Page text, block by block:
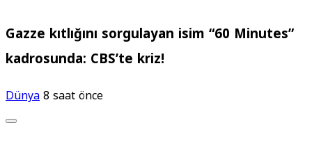
Gazze kıtlığını sorgulayan isim “60 Minutes”
kadrosunda: CBS’te kriz!
Dünya8 saat önce